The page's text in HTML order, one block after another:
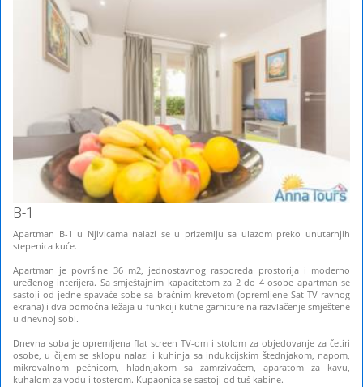
B-1
Apartman B-1 u Njivicama nalazi se u prizemlju sa ulazom preko unutarnjih
stepenica kuće.
Apartman je površine 36 m2, jednostavnog rasporeda prostorija i moderno
uređenog interijera. Sa smještajnim kapacitetom za 2 do 4 osobe apartman se
sastoji od jedne spavaće sobe sa bračnim krevetom (opremljene Sat TV ravnog
ekrana) i dva pomoćna ležaja u funkciji kutne garniture na razvlačenje smještene
u dnevnoj sobi.
Dnevna soba je opremljena flat screen TV-om i stolom za objedovanje za četiri
osobe, u čijem se sklopu nalazi i kuhinja sa indukcijskim štednjakom, napom,
mikrovalnom pećnicom, hladnjakom sa zamrzivačem, aparatom za kavu,
kuhalom za vodu i tosterom. Kupaonica se sastoji od tuš kabine.